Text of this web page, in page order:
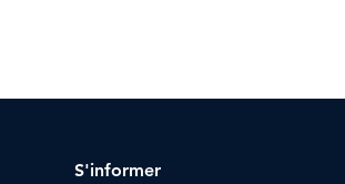
S'informer